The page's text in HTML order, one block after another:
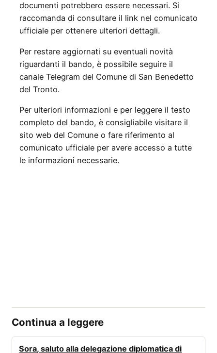
documenti potrebbero essere necessari. Si
raccomanda di consultare il link nel comunicato
ufficiale per ottenere ulteriori dettagli.
Per restare aggiornati su eventuali novità
riguardanti il bando, è possibile seguire il
canale Telegram del Comune di San Benedetto
del Tronto.
Per ulteriori informazioni e per leggere il testo
completo del bando, è consigliabile visitare il
sito web del Comune o fare riferimento al
comunicato ufficiale per avere accesso a tutte
le informazioni necessarie.
Continua a leggere
Sora, saluto alla delegazione diplomatica di